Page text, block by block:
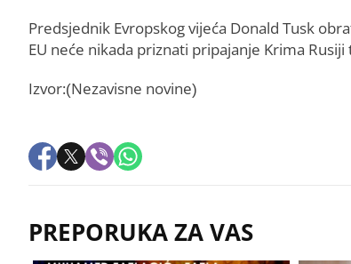
Predsjednik Evropskog vijeća Donald Tusk
EU neće nikada priznati pripajanje Krima
Izvor:(Nezavisne novine)
PREPORUKA ZA VAS